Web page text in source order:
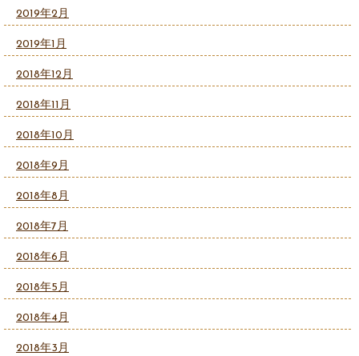
2019年2月
2019年1月
2018年12月
2018年11月
2018年10月
2018年9月
2018年8月
2018年7月
2018年6月
2018年5月
2018年4月
2018年3月